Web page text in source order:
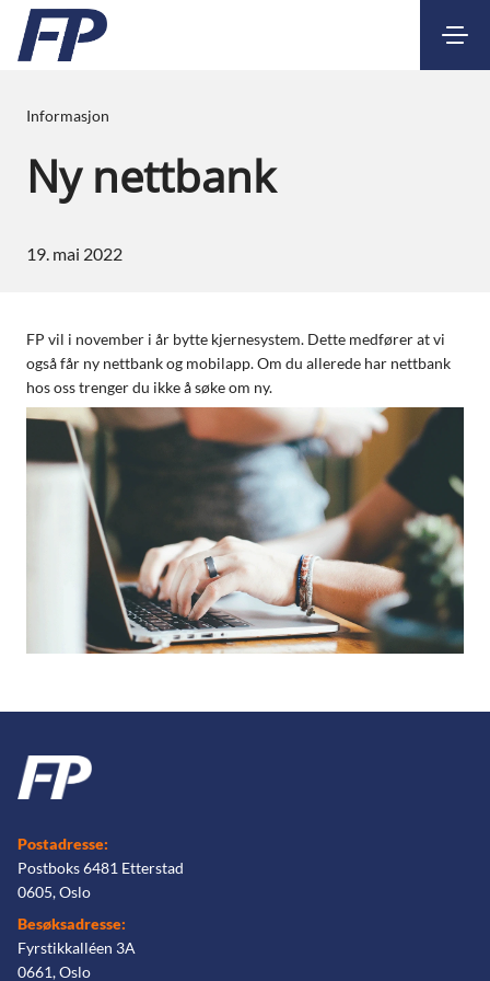
Informasjon
Ny nettbank
19. mai 2022
FP vil i november i år bytte kjernesystem. Dette medfører at vi
også får ny nettbank og mobilapp. Om du allerede har nettbank
hos oss trenger du ikke å søke om ny.
Postadresse:
Postboks 6481 Etterstad
0605, Oslo
Besøksadresse:
Fyrstikkalléen 3A
0661, Oslo